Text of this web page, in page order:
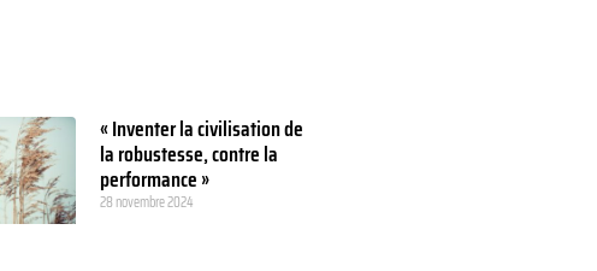
« Inventer la civilisation de
la robustesse, contre la
performance »
28 novembre 2024